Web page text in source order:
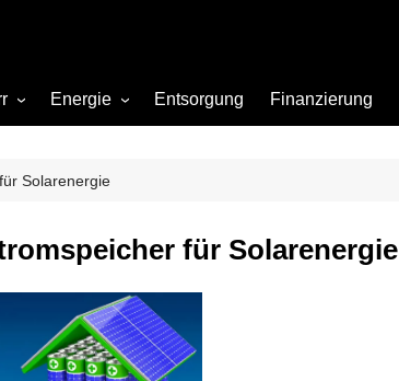
Büro
Garten
bauen
Energie
Gas
Entsorgung Finanzierung
Solarenergie
für Solarenergie